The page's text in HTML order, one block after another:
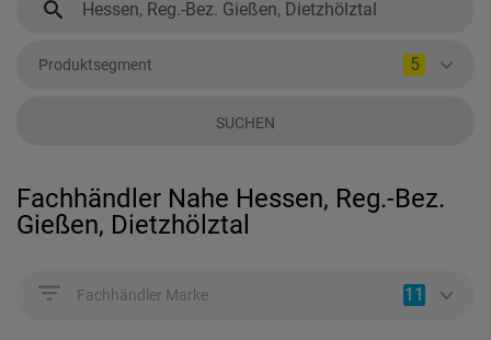
Produktsegment 5
SUCHEN
Fachhändler Nahe Hessen, Reg.-Bez.
Gießen, Dietzhölztal
Fachhändler Marke 11